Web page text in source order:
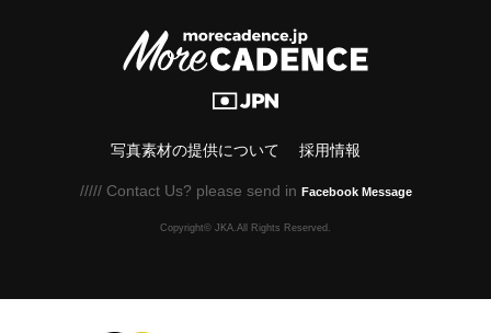
写真素材の提供について 採用情報
///// Contact Us? please send in Facebook Message
Copyright© JKA.All Rights Reserved.